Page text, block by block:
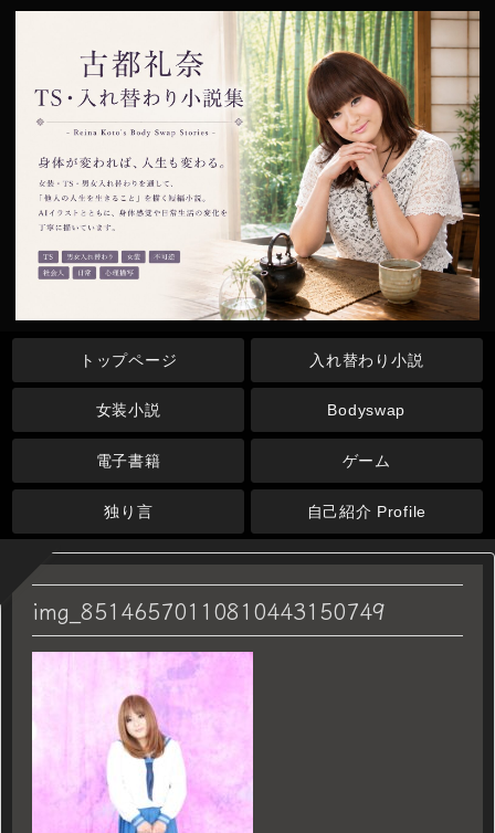
トップページ 入れ替わり小説
女装小説 Bodyswap
電子書籍 ゲーム
独り言 自己紹介 Profile
img_85146570110810443150749